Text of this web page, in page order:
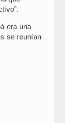
era una
se reunían